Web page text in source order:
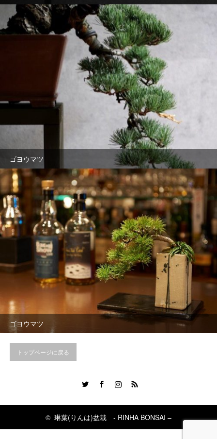
ゴヨウマツ
ゴヨウマツ
トップページに戻る
RSS
© 琳葉(りんは)盆栽 - RINHA BONSAI –